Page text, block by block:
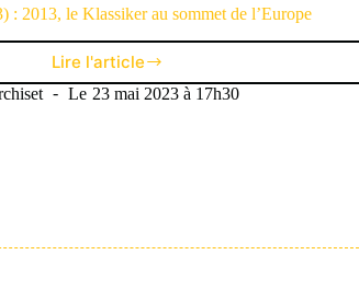
: 2013, le Klassiker au sommet de l’Europe
Lire l'article
Come-
back
Le 23 mai 2023 à 17h30